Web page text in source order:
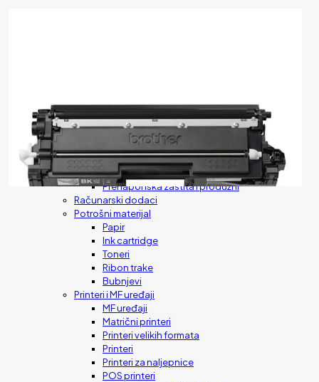
Monitori
Računarska periferija
Miševi
Tastature
Web Kamere
Prenosne baterije
Prenaponska zaštita i produžni
Računarski dodaci
Potrošni materijal
Papir
Ink cartridge
Toneri
Ribon trake
Bubnjevi
Printeri i MF uređaji
MF uređaji
Matrični printeri
Printeri velikih formata
Printeri
Printeri za naljepnice
POS printeri